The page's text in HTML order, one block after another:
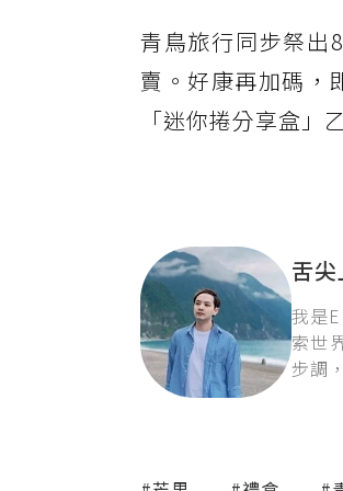
青鳥旅行同步祭出
賣。好康再加碼，
「迷你捲分享盒」
舌
我是
索世
步調